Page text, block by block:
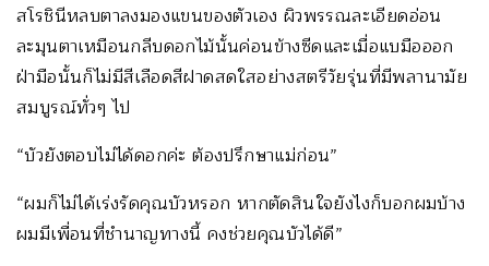
สโรชินีหลบตาลงมองแขนของตัวเอง ผิวพรรณละเอียดอ่อน
ละมุนตาเหมือนกลีบดอกไม้นั้นค่อนข้างซีดและเมื่อแบมือออก
ฝ่ามือนั้นก็ไม่มีสีเลือดสีฝาดสดใสอย่างสตรีวัยรุ่นที่มีพลานามัย
สมบูรณ์ทั่วๆ ไป
“บัวยังตอบไม่ได้ดอกค่ะ ต้องปรึกษาแม่ก่อน”
“ผมก็ไม่ได้เร่งรัดคุณบัวหรอก หากตัดสินใจยังไงก็บอกผมบ้าง
ผมมีเพื่อนที่ชำนาญทางนี้ คงช่วยคุณบัวได้ดี”